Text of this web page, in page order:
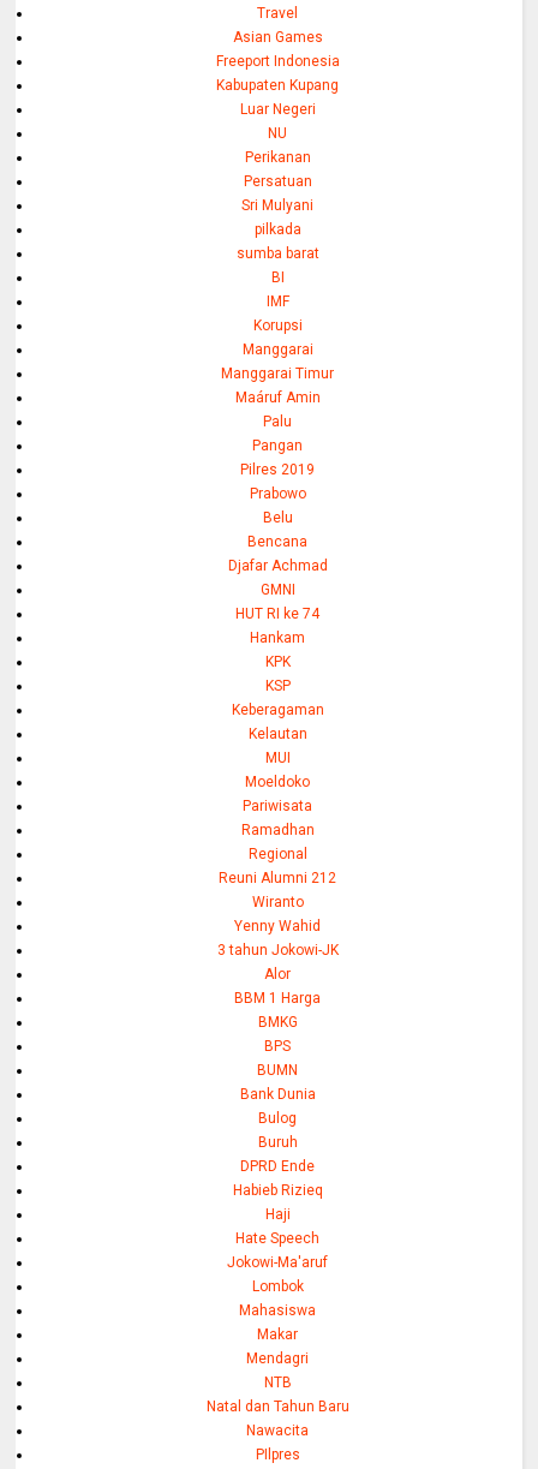
Travel
Asian Games
Freeport Indonesia
Kabupaten Kupang
Luar Negeri
NU
Perikanan
Persatuan
Sri Mulyani
pilkada
sumba barat
BI
IMF
Korupsi
Manggarai
Manggarai Timur
Maáruf Amin
Palu
Pangan
Pilres 2019
Prabowo
Belu
Bencana
Djafar Achmad
GMNI
HUT RI ke 74
Hankam
KPK
KSP
Keberagaman
Kelautan
MUI
Moeldoko
Pariwisata
Ramadhan
Regional
Reuni Alumni 212
Wiranto
Yenny Wahid
3 tahun Jokowi-JK
Alor
BBM 1 Harga
BMKG
BPS
BUMN
Bank Dunia
Bulog
Buruh
DPRD Ende
Habieb Rizieq
Haji
Hate Speech
Jokowi-Ma'aruf
Lombok
Mahasiswa
Makar
Mendagri
NTB
Natal dan Tahun Baru
Nawacita
PIlpres